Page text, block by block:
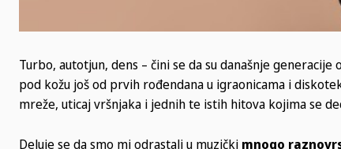
Turbo, autotjun, dens – čini se da su današnje generacije
pod kožu još od prvih rođendana u igraonicama i
mreže, uticaj vršnjaka i jednih te istih hitova kojima se
Deluje se da smo mi odrastali u muzički mnogo